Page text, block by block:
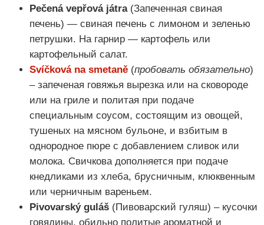
Pečená vepřová játra(Запеченная свиная
печень) — свиная печень с лимоном и зеленью
петрушки. На гарнир — картофель или
картофельный салат.
Svíčková na smetaně (пробовать обязательно)
– запеченая говяжья вырезка или на сковороде
или на гриле и политая при подаче
специальным соусом, состоящим из овощей,
тушеных на мясном бульоне, и взбитым в
однородное пюре с добавлением сливок или
молока. Свичкова дополняется при подаче
кнедликами из хлеба, брусничным, клюквенным
или черничным вареньем.
Pivovarský guláš (Пивоварский гуляш) – кусочки
говядины, обильно политые ароматной и